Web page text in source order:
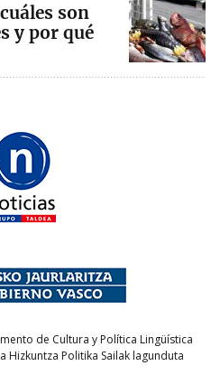
son
y por qué
de Cultura y Política Lingüística
Hizkuntza Politika Sailak lagunduta